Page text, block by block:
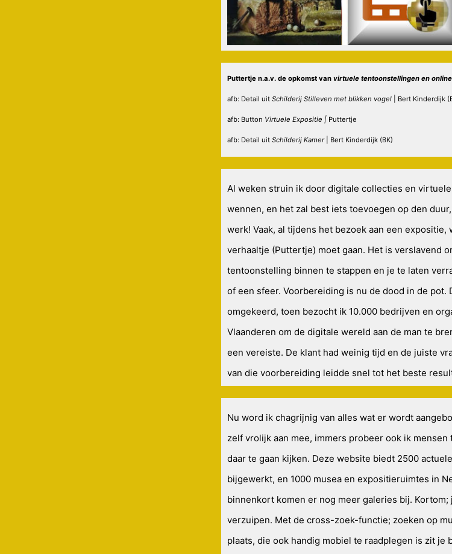
Puttertje n.a.v. de opkomst van virtuele tentoonstellingen en
afb: Detail uit Schilderij Stilleven met blikken vogel | Bert Kinderdijk
afb: Button Virtuele Expositie | Puttertje
afb: Detail uit Schilderij Kamer| Bert Kinderdijk (BK)
Al weken struin ik door digitale collecties en
wennen, en het zal best iets toevoegen op den
werk! Vaak, al tijdens het bezoek aan een
verhaaltje (Puttertje) moet gaan. Het is verslavend
tentoonstelling binnen te stappen en je te laten
of een sfeer. Voorbereiding is nu de dood in de pot.
omgekeerd, toen bezocht ik 10.000 bedrijven en
Vlaanderen om de digitale wereld aan de man te
een vereiste. De klant had weinig tijd en de juiste
van die voorbereiding leidde snel tot het beste
Nu word ik chagrijnig van alles wat er wordt
zelf vrolijk aan mee, immers probeer ook ik
daar te gaan kijken. Deze website biedt 2500
bijgewerkt, en 1000 musea en expositieruimtes in
binnenkort komen er nog meer galeries bij.
verzuipen. Met de cross-zoek-functie; zoeken op
plaats, die ook handig mobiel te raadplegen is zit je